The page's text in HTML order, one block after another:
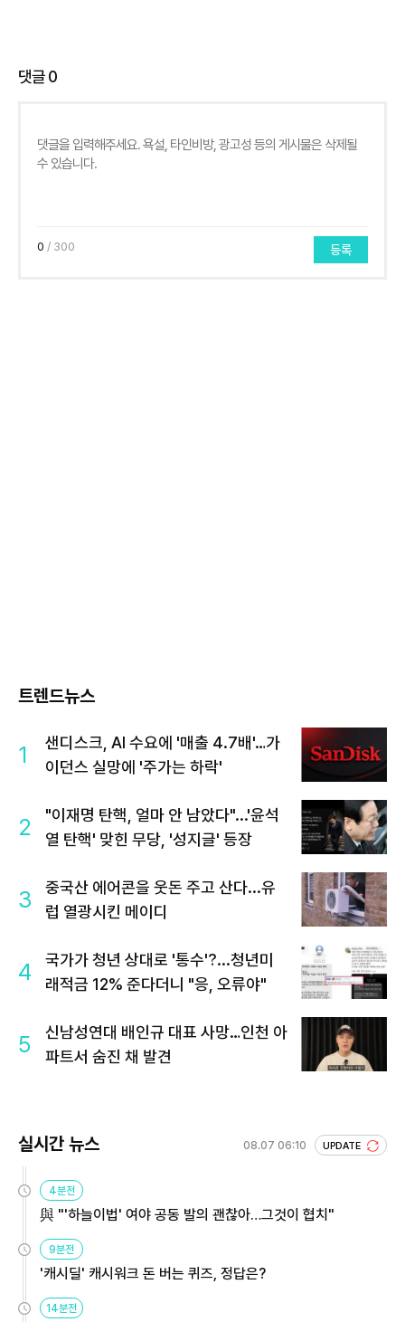
댓글0
0 / 300 등록
트렌드뉴스
1
샌디스크, AI 수요에 '매출 4.7배'…가
이던스 실망에 '주가는 하락'
2
"이재명 탄핵, 얼마 안 남았다"...'윤석
열 탄핵' 맞힌 무당, '성지글' 등장
3
중국산 에어콘을 웃돈 주고 산다...유
럽 열광시킨 메이디
4
국가가 청년 상대로 '통수'?...청년미
래적금 12% 준다더니 "응, 오류야"
5
신남성연대 배인규 대표 사망…인천 아
파트서 숨진 채 발견
실시간 뉴스 08.07 06:10 UPDATE
4분전
與 "'하늘이법' 여야 공동 발의 괜찮아…그것이 협치"
9분전
'캐시딜' 캐시워크 돈 버는 퀴즈, 정답은?
14분전